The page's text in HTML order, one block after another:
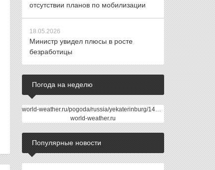
отсутствии планов по мобилизации
18.05.2026
Министр увидел плюсы в росте
безработицы
Погода на неделю
world-weather.ru/pogoda/russia/yekaterinburg/14days/
world-weather.ru
Популярные новости